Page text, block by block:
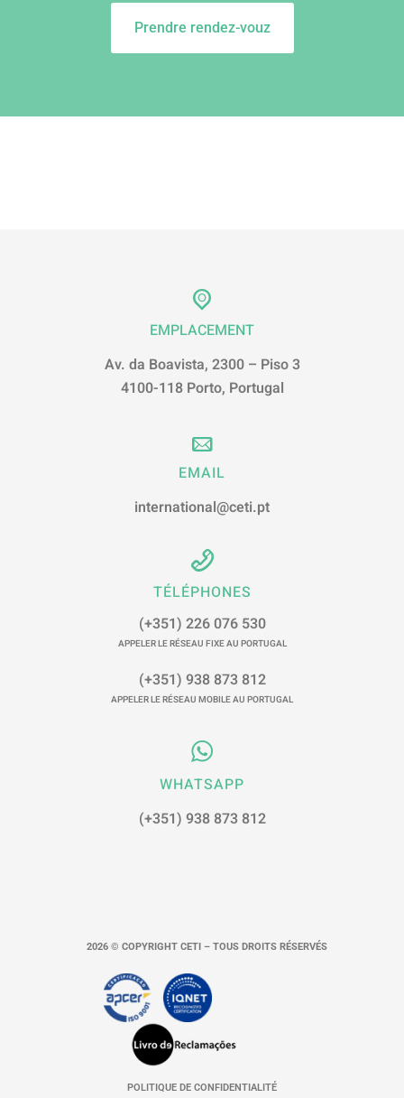
Prendre rendez-vouz
EMPLACEMENT
Av. da Boavista, 2300 – Piso 3
4100-118 Porto, Portugal
EMAIL
international@ceti.pt
TÉLÉPHONES
(+351) 226 076 530
APPELER LE RÉSEAU FIXE AU PORTUGAL
(+351) 938 873 812
APPELER LE RÉSEAU MOBILE AU PORTUGAL
WHATSAPP
(+351) 938 873 812
2026 © COPYRIGHT CETI – TOUS DROITS RÉSERVÉS
POLITIQUE DE CONFIDENTIALITÉ